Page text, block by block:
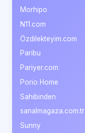
Morhipo
N11.com
Özdilekteyim.com
Paribu
Pariyer.com
Porio Home
Sahibinden
sanalmagaza.com.tr
Sunny